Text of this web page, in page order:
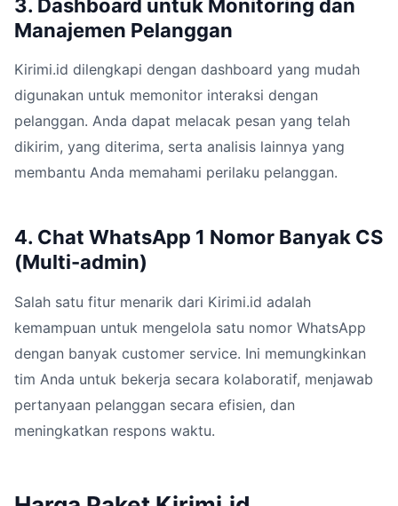
3. Dashboard untuk Monitoring dan
Manajemen Pelanggan
Kirimi.id dilengkapi dengan dashboard yang mudah
digunakan untuk memonitor interaksi dengan
pelanggan. Anda dapat melacak pesan yang telah
dikirim, yang diterima, serta analisis lainnya yang
membantu Anda memahami perilaku pelanggan.
4. Chat WhatsApp 1 Nomor Banyak CS
(Multi-admin)
Salah satu fitur menarik dari Kirimi.id adalah
kemampuan untuk mengelola satu nomor WhatsApp
dengan banyak customer service. Ini memungkinkan
tim Anda untuk bekerja secara kolaboratif, menjawab
pertanyaan pelanggan secara efisien, dan
meningkatkan respons waktu.